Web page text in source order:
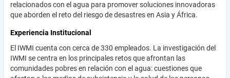
relacionados con el agua para promover soluciones innovadoras
que aborden el reto del riesgo de desastres en Asia y África.
Experiencia Institucional
El IWMI cuenta con cerca de 330 empleados. La investigación del
IWMI se centra en los principales retos que afrontan las
comunidades pobres en relación con el agua: cuestiones que